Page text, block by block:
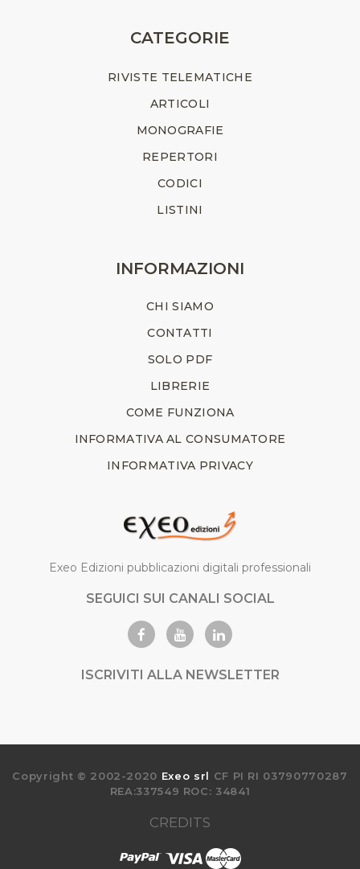
CATEGORIE
RIVISTE TELEMATICHE
ARTICOLI
MONOGRAFIE
REPERTORI
CODICI
LISTINI
INFORMAZIONI
CHI SIAMO
CONTATTI
SOLO PDF
LIBRERIE
COME FUNZIONA
INFORMATIVA AL CONSUMATORE
INFORMATIVA PRIVACY
Exeo Edizioni pubblicazioni digitali professionali
SEGUICI SUI CANALI SOCIAL
ISCRIVITI ALLA NEWSLETTER
Copyright © 2002-2020 Exeo srl CF PI RI 03790770287
REA:337549 ROC: 34841
CREDITS